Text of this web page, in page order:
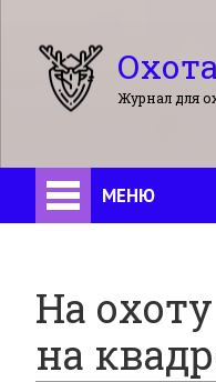
Охота
Журнал для
МЕНЮ
На охоту
на